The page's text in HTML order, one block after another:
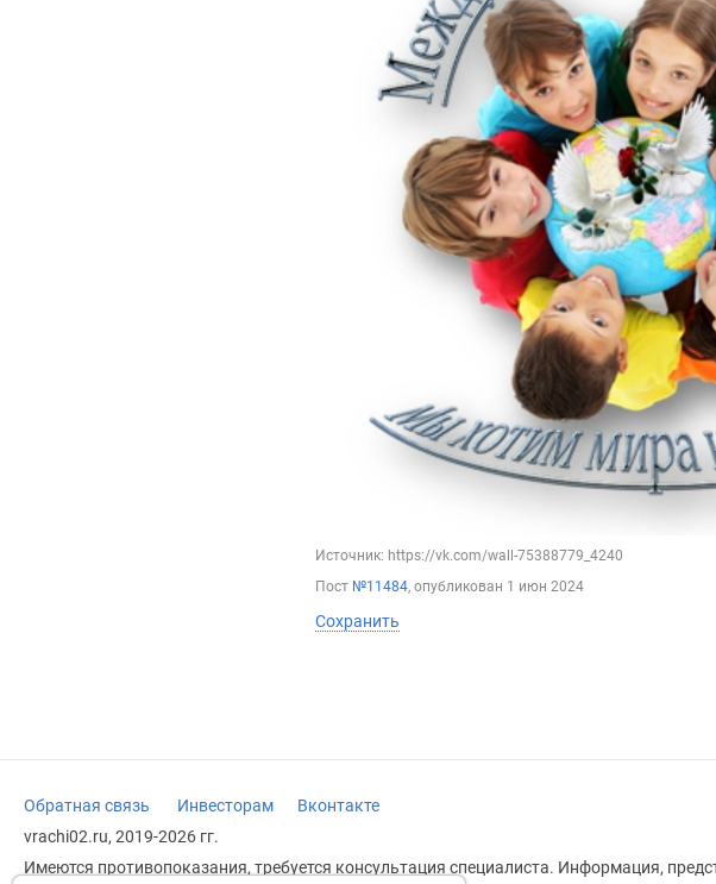
Источник: https://vk.com/wall-75388779_4240
Пост №11484, опубликован 1 июн 2024
Сохранить
Обратная связь Инвесторам
Вконтакте
vrachi02.ru, 2019-2026 гг.
Имеются противопоказания, требуется консультация специалиста. Информация,